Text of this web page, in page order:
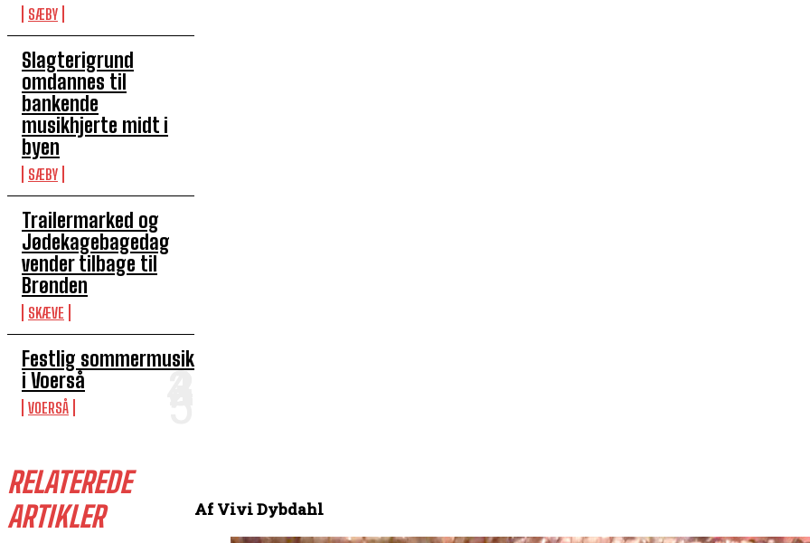
SÆBY
Slagterigrund
omdannes til
bankende
musikhjerte midt i
byen
SÆBY
Trailermarked og
Jødekagebagedag
vender tilbage til
Brønden
SKÆVE
Festlig sommermusik
i Voerså
VOERSÅ
RELATEREDE
ARTIKLER
Af Vivi Dybdahl